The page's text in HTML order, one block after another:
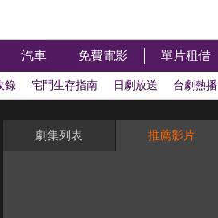
汽車 免費電影 單片租借
錄 宅鬥生存指南 日劇放送 台劇熱播
劇集列表 推薦影片